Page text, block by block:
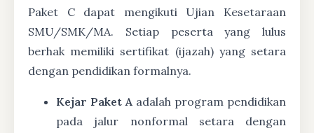
Paket C dapat mengikuti Ujian Kesetaraan
SMU/SMK/MA. Setiap peserta yang lulus
berhak memiliki sertifikat (ijazah) yang setara
dengan pendidikan formalnya.
Kejar Paket A adalah program pendidikan
pada jalur nonformal setara dengan